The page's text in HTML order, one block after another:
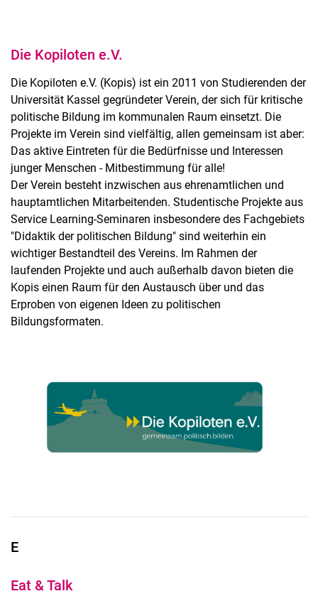
Die Kopiloten e.V.
Die Kopiloten e.V. (Kopis) ist ein 2011 von Studierenden der
Universität Kassel gegründeter Verein, der sich für kritische
politische Bildung im kommunalen Raum einsetzt. Die
Projekte im Verein sind vielfältig, allen gemeinsam ist aber:
Das aktive Eintreten für die Bedürfnisse und Interessen
junger Menschen - Mitbestimmung für alle!
Der Verein besteht inzwischen aus ehrenamtlichen und
hauptamtlichen Mitarbeitenden. Studentische Projekte aus
Service Learning-Seminaren insbesondere des Fachgebiets
"Didaktik der politischen Bildung" sind weiterhin ein
wichtiger Bestandteil des Vereins. Im Rahmen der
laufenden Projekte und auch außerhalb davon bieten die
Kopis einen Raum für den Austausch über und das
Erproben von eigenen Ideen zu politischen
Bildungsformaten.
E
Eat & Talk